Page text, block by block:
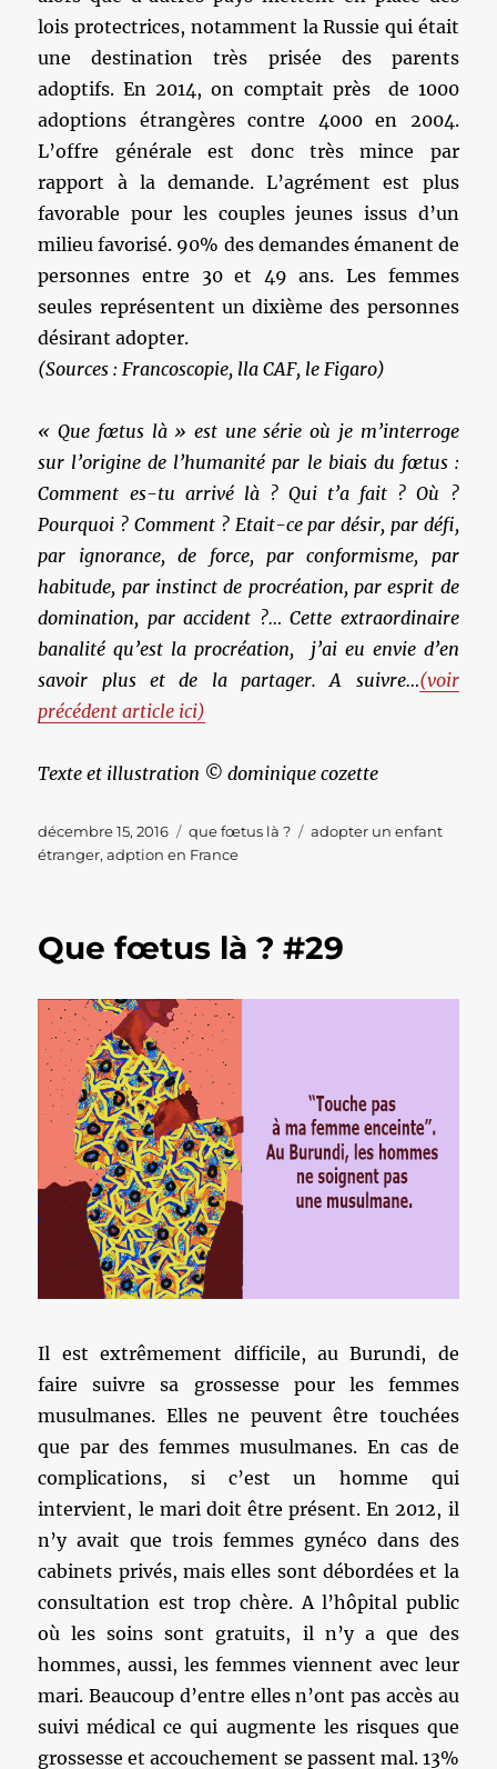
lois protectrices, notamment la Russie qui était
une destination très prisée des parents
adoptifs. En 2014, on comptait près de 1000
adoptions étrangères contre 4000 en 2004.
L’offre générale est donc très mince par
rapport à la demande. L’agrément est plus
favorable pour les couples jeunes issus d’un
milieu favorisé. 90% des demandes émanent de
personnes entre 30 et 49 ans. Les femmes
seules représentent un dixième des personnes
désirant adopter.
(Sources : Francoscopie, lla CAF, le Figaro)
« Que fœtus là » est une série où je m’interroge
sur l’origine de l’humanité par le biais du fœtus :
Comment es-tu arrivé là ? Qui t’a fait ? Où ?
Pourquoi ? Comment ? Etait-ce par désir, par défi,
par ignorance, de force, par conformisme, par
habitude, par instinct de procréation, par esprit de
domination, par accident ?… Cette extraordinaire
banalité qu’est la procréation, j’ai eu envie d’en
savoir plus et de la partager. A suivre…(voir
précédent article ici)
Texte et illustration © dominique cozette
Publié
le
décembre 15, 2016 Catégories
que fœtus là ? Étiquettes
adopter un enfant
étranger,adption en France
Que fœtus là ? #29
Il est extrêmement difficile, au Burundi, de
faire suivre sa grossesse pour les femmes
musulmanes. Elles ne peuvent être touchées
que par des femmes musulmanes. En cas de
complications, si c’est un homme qui
intervient, le mari doit être présent. En 2012, il
n’y avait que trois femmes gynéco dans des
cabinets privés, mais elles sont débordées et la
consultation est trop chère. A l’hôpital public
où les soins sont gratuits, il n’y a que des
hommes, aussi, les femmes viennent avec leur
mari. Beaucoup d’entre elles n’ont pas accès au
suivi médical ce qui augmente les risques que
grossesse et accouchement se passent mal. 13%